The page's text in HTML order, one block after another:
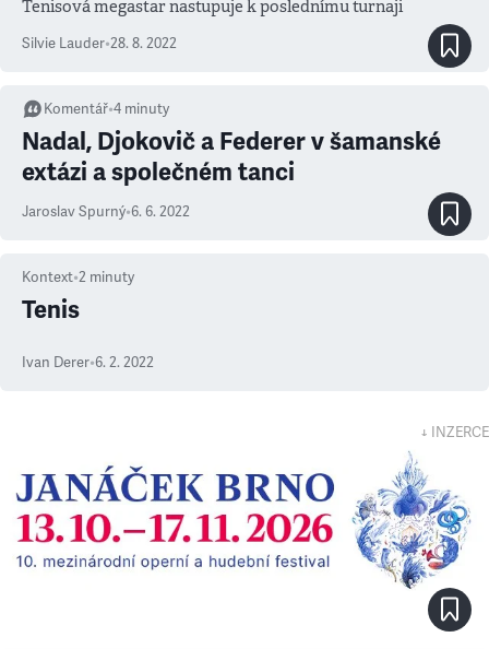
Tenisová megastar nastupuje k poslednímu turnaji
Silvie Lauder•28. 8. 2022
Komentář•4 minuty
Nadal, Djokovič a Federer v šamanské
extázi a společném tanci
Jaroslav Spurný•6. 6. 2022
Kontext•2 minuty
Tenis
Ivan Derer•6. 2. 2022
↓ INZERCE